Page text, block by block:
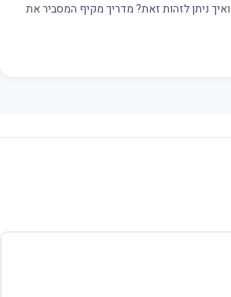
ניתן לזהות זאת? מדריך מקיף המסביר את